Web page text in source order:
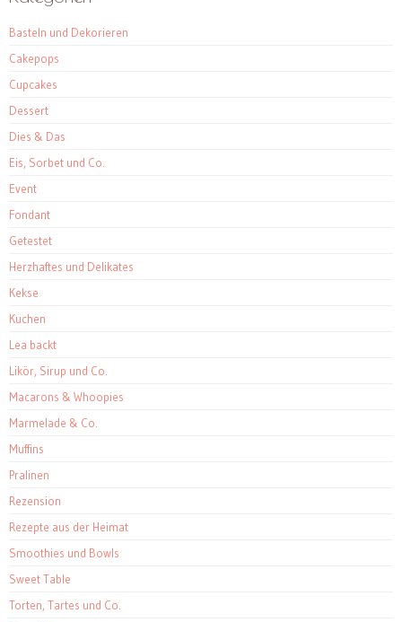
Basteln und Dekorieren
Cakepops
Cupcakes
Dessert
Dies & Das
Eis, Sorbet und Co.
Event
Fondant
Getestet
Herzhaftes und Delikates
Kekse
Kuchen
Lea backt
Likör, Sirup und Co.
Macarons & Whoopies
Marmelade & Co.
Muffins
Pralinen
Rezension
Rezepte aus der Heimat
Smoothies und Bowls
Sweet Table
Torten, Tartes und Co.